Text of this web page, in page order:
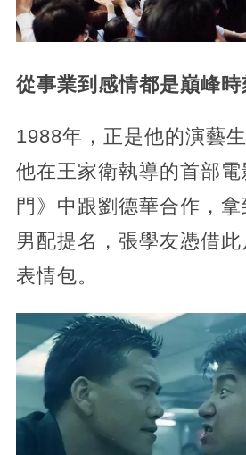
從事業到感情都是巔峰時
1988年，正是他的演藝
他在王家衛執導的首部
門》中跟劉德華合作，
男配提名，張學友憑借
表情包。